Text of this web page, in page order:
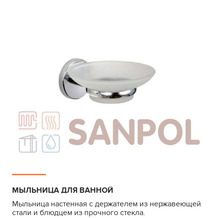
МЫЛЬНИЦА ДЛЯ ВАННОЙ
Мыльница настенная с держателем из нержавеющей
стали и блюдцем из прочного стекла.